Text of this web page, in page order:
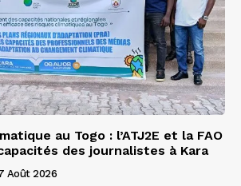
au Togo : l’ATJ2E et la FAO
des journalistes à Kara
Août 2026